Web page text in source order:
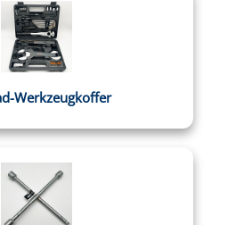
Werkzeugkoffer